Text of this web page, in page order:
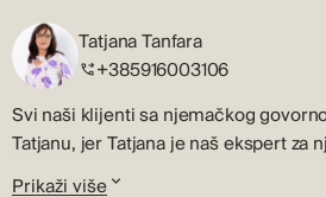
predstavlja iznimnu rijetkost na ovoj
vlasnicima omogućuje uživanje u
cijele godine.
Raspored
Prizemlje je osmišljeno kao ugodan
objedinjuje kuhinju, blagovaonicu i
Tatjana Tanfara
+385916003106
Svi naši klijenti sa njemačkog
Tatjanu, jer Tatjana je naš ekspert za
Prije dolaska u agenciju Terra
Prikaži više